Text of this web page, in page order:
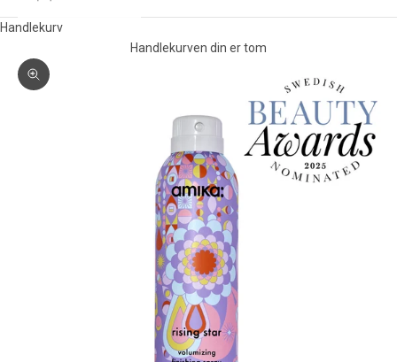
Handlekurv
Handlekurven din er tom
Forstørr